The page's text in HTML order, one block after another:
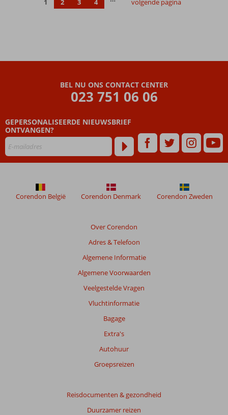
shuttle
1 2 3 4 volgende pagina
BEL NU ONS CONTACT CENTER
023 751 06 06
GEPERSONALISEERDE NIEUWSBRIEF
ONTVANGEN?
Over Corendon
Adres & Telefoon
Algemene Informatie
Algemene Voorwaarden
Veelgestelde Vragen
Vluchtinformatie
Bagage
Extra's
Autohuur
Groepsreizen
Reisdocumenten & gezondheid
Duurzamer reizen
Corendon België Corendon Denmark Corendon Zweden